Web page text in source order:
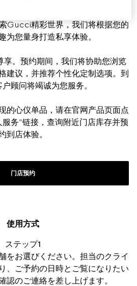
Gucci精彩世界，我们将根据您的
为您量身打造私享体验。
。预约期间，我们将协助您浏览
建议，并推荐个性化定制选项。到
顾问将竭诚为您服务。
的心仪单品，请在官网产品页面点
务”链接，查询附近门店库存并预
到店体验。
门店预约
使用方式
ステップ1
をお選びください。担当のクライ
、ご予約の日時とご覧になりたい
認のご連絡を差し上げます。